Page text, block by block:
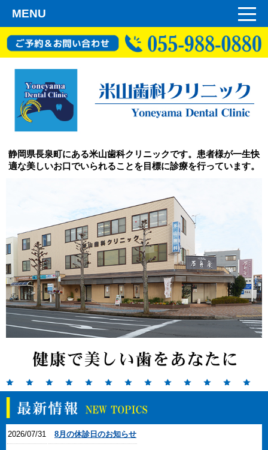
MENU
静岡県長泉町にある米山歯科クリニックです。患者様が一生快
適な美しいお口でいられることを目標に診療を行っています。
2026/07/31 8月の休診日のお知らせ